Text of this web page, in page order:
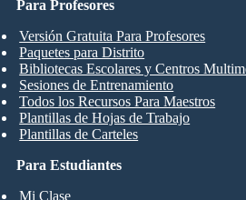
Para Estudiantes
Mi Clase
Para Profesores
Versión Gratuita Para Profesores
Paquetes para Distrito
Bibliotecas Escolares y Centros
Sesiones de Entrenamiento
Todos los Recursos Para Maestros
Plantillas de Hojas de Trabajo
Plantillas de Carteles